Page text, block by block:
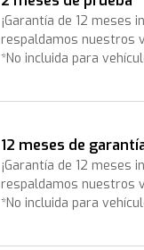
¡Garantía de 12 meses
respaldamos nuestros
*No incluida para
12 meses de
¡Garantía de 12 meses
respaldamos nuestros
*No incluida para